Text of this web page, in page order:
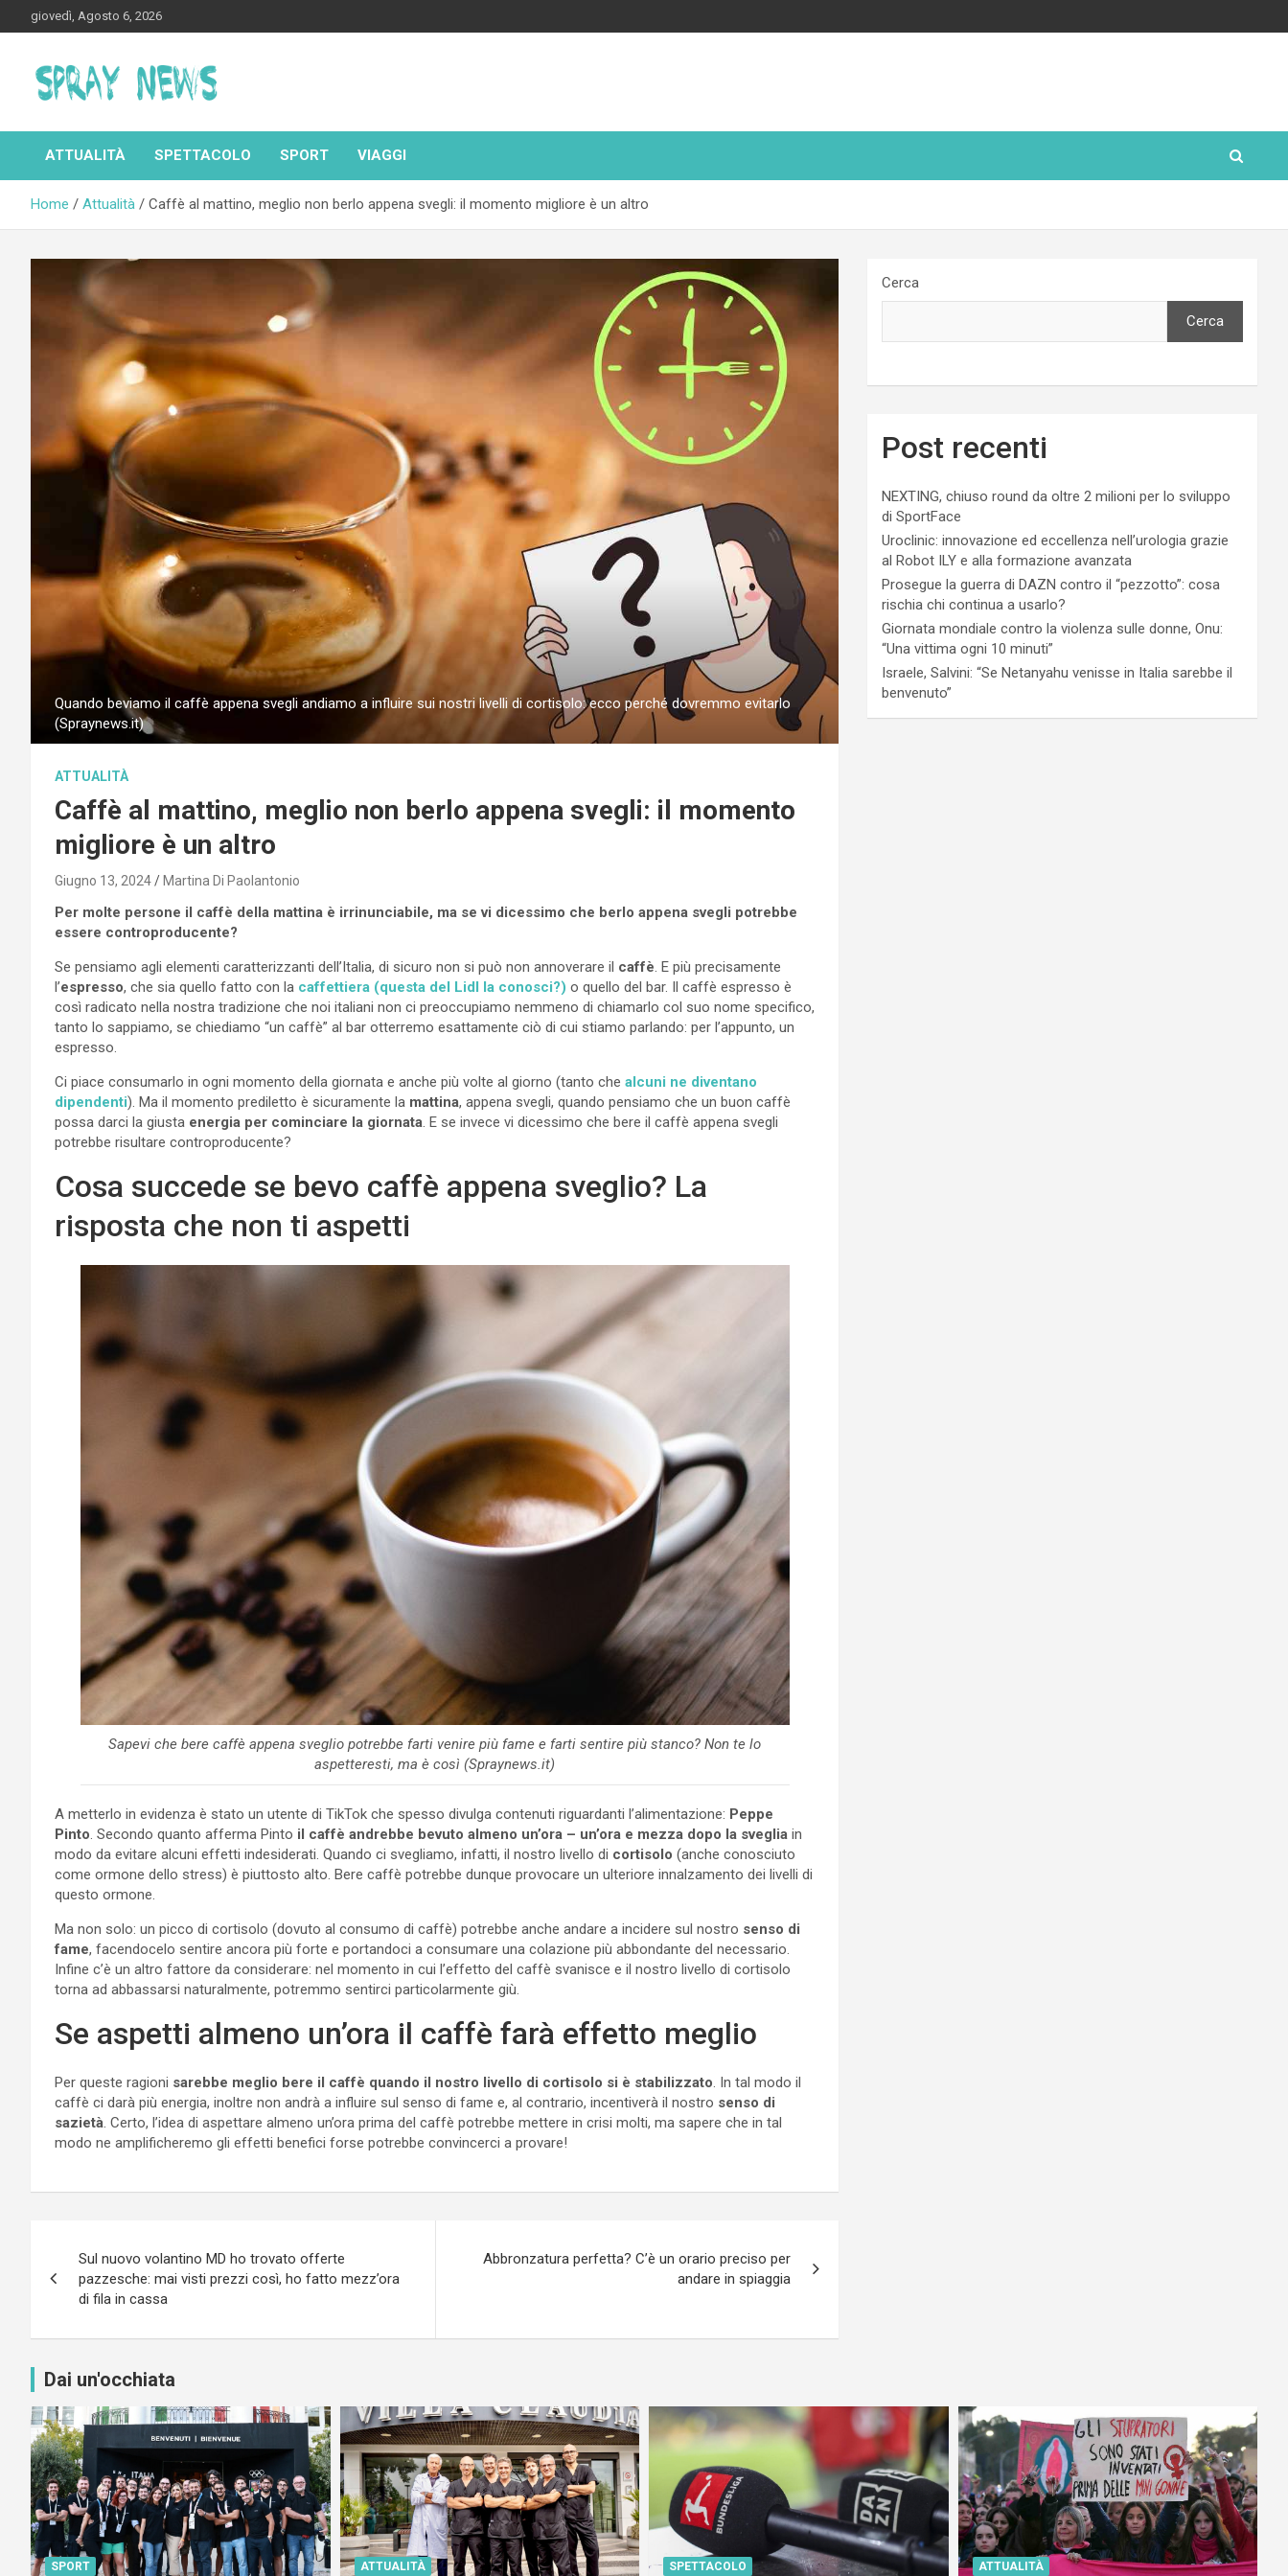
to
giovedì, Agosto 6, 2026
Spraynews.it
ATTUALITÀ SPETTACOLO SPORT VIAGGI
Home Attualità Caffè al mattino, meglio non berlo appena svegli: il momento migliore è un altro
Quando beviamo il caffè appena svegli andiamo a influire sui nostri livelli di cortisolo: ecco perché dovremmo evitarlo
(Spraynews.it)
ATTUALITÀ
Caffè al mattino, meglio non berlo appena svegli: il momento
migliore è un altro
Giugno 13, 2024 Martina Di Paolantonio
Per molte persone il caffè della mattina è irrinunciabile, ma se vi dicessimo che berlo appena svegli potrebbe
essere controproducente?
Se pensiamo agli elementi caratterizzanti dell’Italia, di sicuro non si può non annoverare il caffè . E più precisamente
l’espresso, che sia quello fatto con la caffettiera (questa del Lidl la conosci?) o quello del bar. Il caffè espresso è
così radicato nella nostra tradizione che noi italiani non ci preoccupiamo nemmeno di chiamarlo col suo nome specifico,
tanto lo sappiamo, se chiediamo “un caffè” al bar otterremo esattamente ciò di cui stiamo parlando: per l’appunto, un
espresso.
Ci piace consumarlo in ogni momento della giornata e anche più volte al giorno (tanto che alcuni ne diventano
dipendenti). Ma il momento prediletto è sicuramente la mattina, appena svegli, quando pensiamo che un buon caffè
possa darci la giusta energia per cominciare la giornata . E se invece vi dicessimo che bere il caffè appena svegli
potrebbe risultare controproducente?
Cosa succede se bevo caffè appena sveglio? La
risposta che non ti aspetti
Sapevi che bere caffè appena sveglio potrebbe farti venire più fame e farti sentire più stanco? Non te lo
aspetteresti, ma è così (Spraynews.it)
A metterlo in evidenza è stato un utente di TikTok che spesso divulga contenuti riguardanti l’alimentazione: Peppe
Pinto . Secondo quanto afferma Pinto il caffè andrebbe bevuto almeno un’ora – un’ora e mezza dopo la sveglia in
modo da evitare alcuni effetti indesiderati. Quando ci svegliamo, infatti, il nostro livello di cortisolo (anche conosciuto
come ormone dello stress) è piuttosto alto. Bere caffè potrebbe dunque provocare un ulteriore innalzamento dei livelli di
questo ormone.
Ma non solo: un picco di cortisolo (dovuto al consumo di caffè) potrebbe anche andare a incidere sul nostro senso di
fame, facendocelo sentire ancora più forte e portandoci a consumare una colazione più abbondante del necessario.
Infine c’è un altro fattore da considerare: nel momento in cui l’effetto del caffè svanisce e il nostro livello di cortisolo
torna ad abbassarsi naturalmente, potremmo sentirci particolarmente giù.
Se aspetti almeno un’ora il caffè farà effetto meglio
Per queste ragioni sarebbe meglio bere il caffè quando il nostro livello di cortisolo si è stabilizzato . In tal modo il
caffè ci darà più energia, inoltre non andrà a influire sul senso di fame e, al contrario, incentiverà il nostro senso di
sazietà . Certo, l’idea di aspettare almeno un’ora prima del caffè potrebbe mettere in crisi molti, ma sapere che in tal
modo ne amplificheremo gli effetti benefici forse potrebbe convincerci a provare!
articoli
Sul nuovo volantino MD ho trovato offerte
pazzesche: mai visti prezzi così, ho fatto mezz’ora
di fila in cassa
Abbronzatura perfetta? C’è un orario preciso per
andare in spiaggia
Cerca
Cerca
Post recenti
NEXTING, chiuso round da oltre 2 milioni per lo sviluppo
di SportFace
Uroclinic: innovazione ed eccellenza nell’urologia grazie
al Robot ILY e alla formazione avanzata
Prosegue la guerra di DAZN contro il “pezzotto”: cosa
rischia chi continua a usarlo?
Giornata mondiale contro la violenza sulle donne, Onu:
“Una vittima ogni 10 minuti”
Israele, Salvini: “Se Netanyahu venisse in Italia sarebbe il
benvenuto”
Dai un'occhiata
SPORT ATTUALITÀ SPETTACOLO ATTUALITÀ